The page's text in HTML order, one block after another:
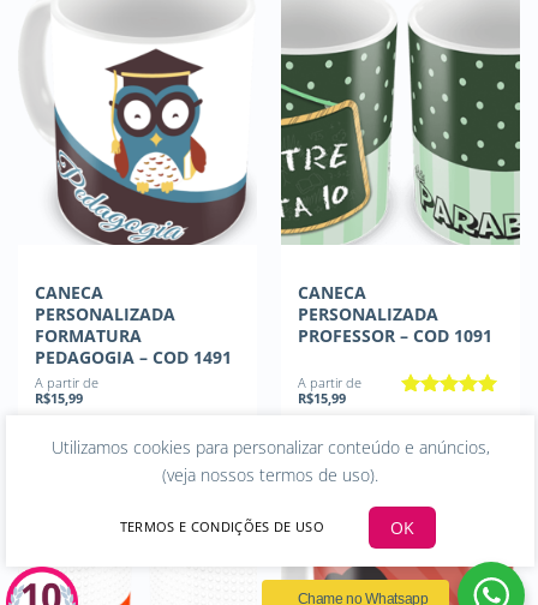
CANECA
PERSONALIZADA
FORMATURA
PEDAGOGIA – COD 1491
A partir de
R$15,99
COMPRAR
CANECA
PERSONALIZADA
PROFESSOR – COD 1091
A partir de
R$15,99
COMPRAR
Chame no Whatsapp
Utilizamos cookies para personalizar conteúdo e anúncios,
(veja nossos termos de uso).
TERMOS E CONDIÇÕES DE USO OK